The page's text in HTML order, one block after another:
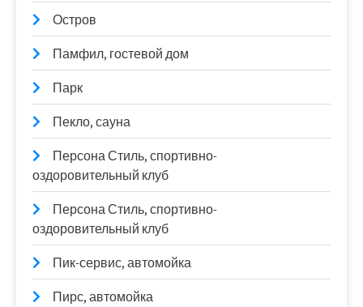
Остров
Памфил, гостевой дом
Парк
Пекло, сауна
Персона Стиль, спортивно-
оздоровительный клуб
Персона Стиль, спортивно-
оздоровительный клуб
Пик-сервис, автомойка
Пирс, автомойка